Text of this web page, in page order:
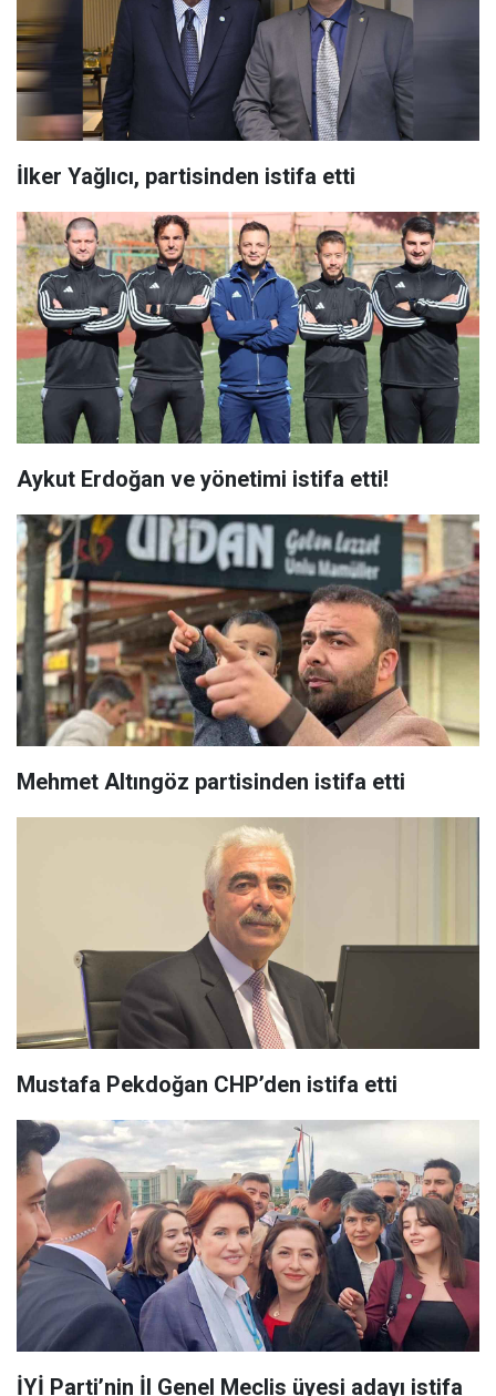
İlker Yağlıcı, partisinden istifa etti
Aykut Erdoğan ve yönetimi istifa etti!
Mehmet Altıngöz partisinden istifa etti
Mustafa Pekdoğan CHP’den istifa etti
İYİ Parti’nin İl Genel Meclis üyesi adayı istifa